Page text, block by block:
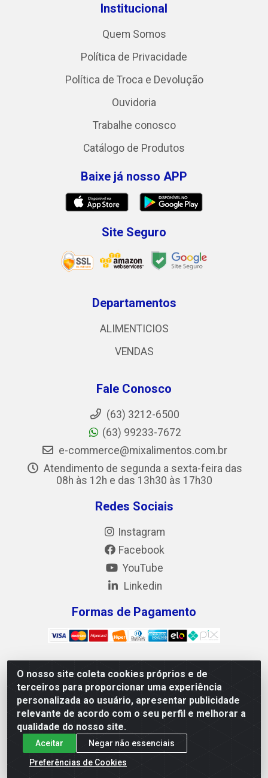
O nosso site coleta cookies próprios e de
terceiros para proporcionar uma experiência
personalizada ao usuário, apresentar publicidade
relevante de acordo com o seu perfil e melhorar a
qualidade do nosso site.
Aceitar
Negar não essenciais
Preferências de Cookies
Institucional
Quem Somos
Política de Privacidade
Política de Troca e Devolução
Ouvidoria
Trabalhe conosco
Catálogo de Produtos
Baixe já nosso APP
Site Seguro
Departamentos
ALIMENTICIOS
VENDAS
Fale Conosco
(63) 3212-6500
(63) 99233-7672
e-commerce@mixalimentos.com.br
Atendimento de segunda a sexta-feira das
08h às 12h e das 13h30 às 17h30
Redes Sociais
Instagram
Facebook
YouTube
Linkedin
Formas de Pagamento
Mix Alimentos LTDA - Quadra Asr Ne 55 (412 Norte),
Alameda 02, S/N - Plano Diretor Norte, Palmas/TO - CEP
77.006-540 - CNPJ 05.922.500/0001-02